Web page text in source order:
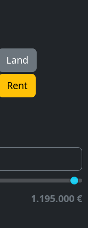
Land
Rent
1.195.000 €